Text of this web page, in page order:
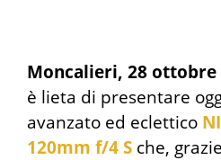
Moncalieri, 28 ottobre
è lieta di presentare
avanzato ed eclettico
120mm f/4 S che,